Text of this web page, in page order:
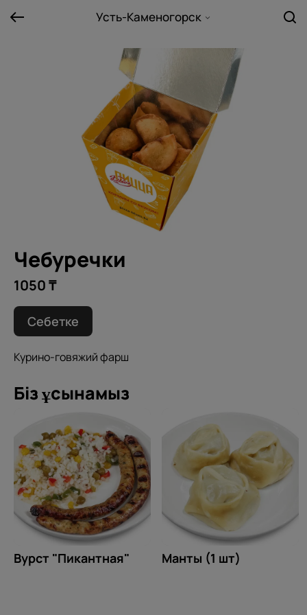
Усть-Каменогорск
Чебуречки
1050 ₸
Себетке
Курино-говяжий фарш
Біз ұсынамыз
Вурст "Пикантная" Манты (1 шт)